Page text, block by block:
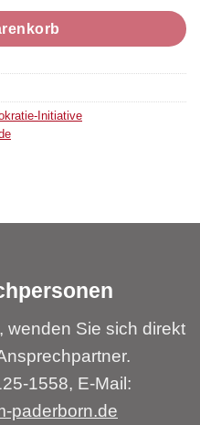
Initiative
wenden Sie sich direkt
1558, E-Mail:
paderborn.de